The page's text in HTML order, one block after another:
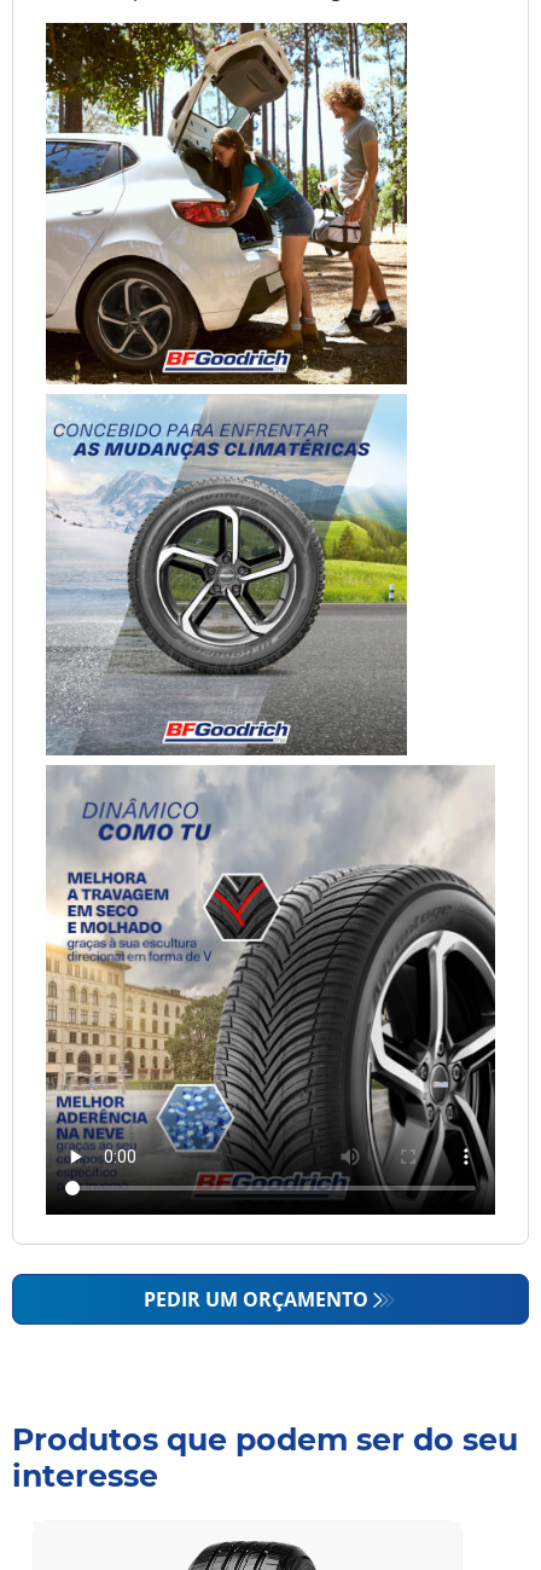
PEDIR UM ORÇAMENTO
Produtos que podem ser do seu
interesse